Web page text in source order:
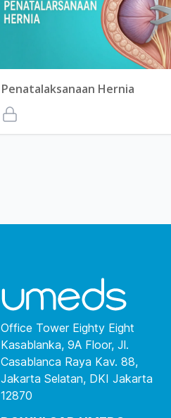
Penatalaksanaan Hernia
Office Tower Eighty Eight
Kasablanka, 9A Floor, Jl.
Casablanca Raya Kav. 88,
Jakarta Selatan, DKI Jakarta
12870